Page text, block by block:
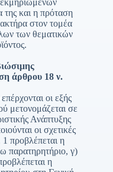
της και η πρόταση
στον τομέα
των θεματικών
άρθρου 18 ν.
οι εξής
μετονομάζεται σε
Ανάπτυξης
οι σχετικές
προβλέπεται η
παρατηρητήριο, γ)
η